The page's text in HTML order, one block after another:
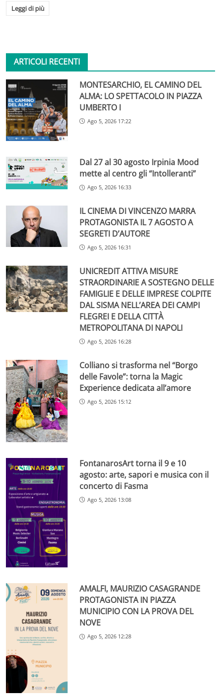
Leggi di più
ARTICOLI RECENTI
MONTESARCHIO, EL CAMINO DEL
ALMA: LO SPETTACOLO IN PIAZZA
UMBERTO I
Ago 5, 2026 17:22
Dal 27 al 30 agosto Irpinia Mood
mette al centro gli “Intolleranti”
Ago 5, 2026 16:33
IL CINEMA DI VINCENZO MARRA
PROTAGONISTA IL 7 AGOSTO A
SEGRETI D’AUTORE
Ago 5, 2026 16:31
UNICREDIT ATTIVA MISURE
STRAORDINARIE A SOSTEGNO DELLE
FAMIGLIE E DELLE IMPRESE COLPITE
DAL SISMA NELL’AREA DEI CAMPI
FLEGREI E DELLA CITTÀ
METROPOLITANA DI NAPOLI
Ago 5, 2026 16:28
Colliano si trasforma nel “Borgo
delle Favole”: torna la Magic
Experience dedicata all’amore
Ago 5, 2026 15:12
FontanarosArt torna il 9 e 10
agosto: arte, sapori e musica con il
concerto di Fasma
Ago 5, 2026 13:08
AMALFI, MAURIZIO CASAGRANDE
PROTAGONISTA IN PIAZZA
MUNICIPIO CON LA PROVA DEL
NOVE
Ago 5, 2026 12:28